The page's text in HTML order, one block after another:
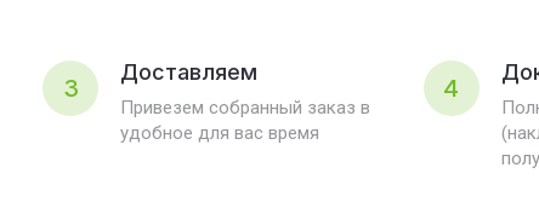
3
Доставляем
Привезем собранный заказ в
удобное для вас время
4